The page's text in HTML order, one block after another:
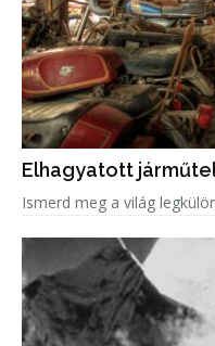
Elhagyatott
Ismerd meg a világ